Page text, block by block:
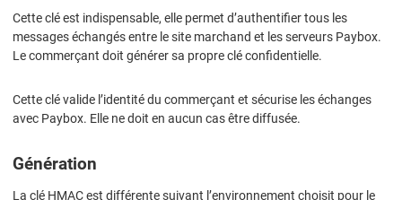
Cette clé est indispensable, elle permet d’authentifier tous les
messages échangés entre le site marchand et les serveurs Paybox.
Le commerçant doit générer sa propre clé confidentielle.
Cette clé valide l’identité du commerçant et sécurise les échanges
avec Paybox. Elle ne doit en aucun cas être diffusée.
Génération
La clé HMAC est différente suivant l’environnement choisit pour le